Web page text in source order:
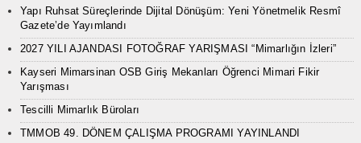
Yapı Ruhsat Süreçlerinde Dijital Dönüşüm: Yeni Yönetmelik Resmî
Gazete’de Yayımlandı
2027 YILI AJANDASI FOTOĞRAF YARIŞMASI “Mimarlığın İzleri”
Kayseri Mimarsinan OSB Giriş Mekanları Öğrenci Mimari Fikir
Yarışması
Tescilli Mimarlık Büroları
TMMOB 49. DÖNEM ÇALIŞMA PROGRAMI YAYINLANDI